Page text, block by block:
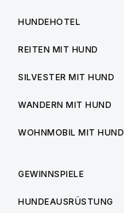
HUNDEHOTEL
REITEN MIT HUND
SILVESTER MIT HUND
WANDERN MIT HUND
WOHNMOBIL MIT HUND
GEWINNSPIELE
HUNDEAUSRÜSTUNG